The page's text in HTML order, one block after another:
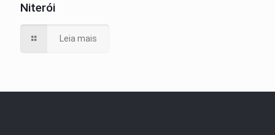
Niterói
Leia mais